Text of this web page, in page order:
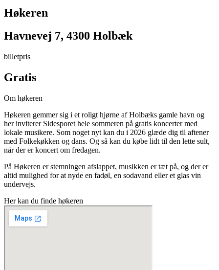
Høkeren
Havnevej 7, 4300 Holbæk
billetpris
Gratis
Om høkeren
Høkeren gemmer sig i et roligt hjørne af Holbæks gamle havn og
her inviterer Sidesporet hele sommeren på gratis koncerter med
lokale musikere. Som noget nyt kan du i 2026 glæde dig til aftener
med Folkekøkken og dans. Og så kan du købe lidt til den lette sult,
når der er koncert om fredagen.
På Høkeren er stemningen afslappet, musikken er tæt på, og der er
altid mulighed for at nyde en fadøl, en sodavand eller et glas vin
undervejs.
Her kan du finde høkeren